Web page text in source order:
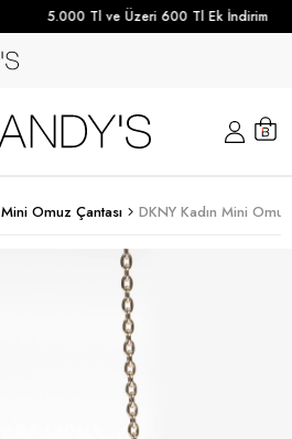
5.000 Tl ve Üzeri 600 Tl Ek İndirim
Mini Omuz Çantası DKNY Kadın Mini